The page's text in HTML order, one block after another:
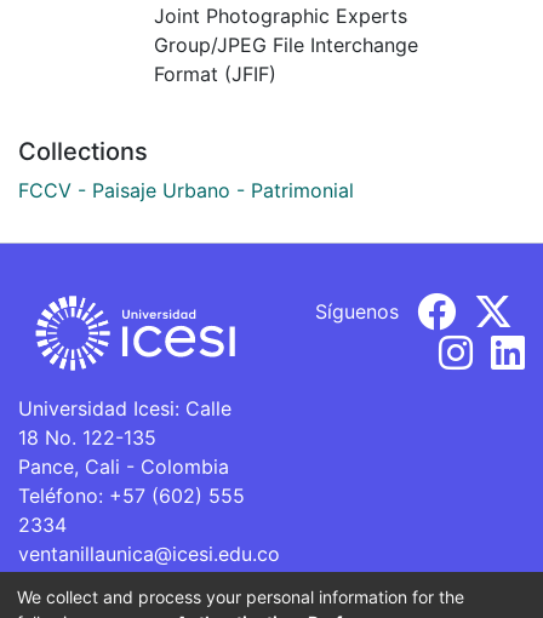
Joint Photographic Experts
Group/JPEG File Interchange
Format (JFIF)
Collections
FCCV - Paisaje Urbano - Patrimonial
Universidad Icesi: Calle
18 No. 122-135
Pance, Cali - Colombia
Teléfono: +57 (602) 555
2334
ventanillaunica@icesi.edu.co
Síguenos
La Universidad Icesi es una Institución de Educación
We collect and process your personal information for the